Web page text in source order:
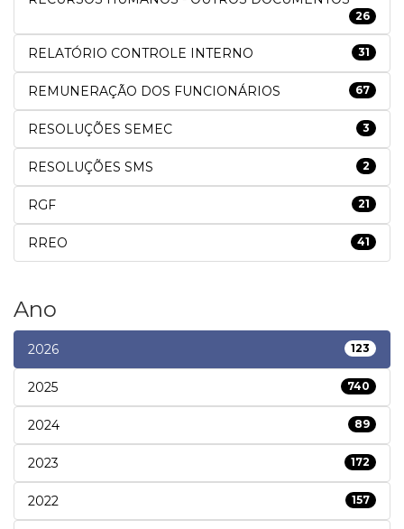
26
RELATÓRIO CONTROLE INTERNO 31
REMUNERAÇÃO DOS FUNCIONÁRIOS 67
RESOLUÇÕES SEMEC 3
RESOLUÇÕES SMS 2
RGF 21
RREO 41
Ano
2026 123
2025 740
2024 89
2023 172
2022 157